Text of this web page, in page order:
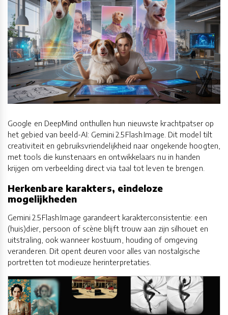
Google en DeepMind onthullen hun nieuwste krachtpatser op
het gebied van beeld-AI: Gemini 2.5 Flash Image. Dit model tilt
creativiteit en gebruiksvriendelijkheid naar ongekende hoogten,
met tools die kunstenaars en ontwikkelaars nu in handen
krijgen om verbeelding direct via taal tot leven te brengen.
Herkenbare karakters, eindeloze
mogelijkheden
Gemini 2.5 Flash Image garandeert karakterconsistentie: een
(huis)dier, persoon of scène blijft trouw aan zijn silhouet en
uitstraling, ook wanneer kostuum, houding of omgeving
veranderen. Dit opent deuren voor alles van nostalgische
portretten tot modieuze herinterpretaties.